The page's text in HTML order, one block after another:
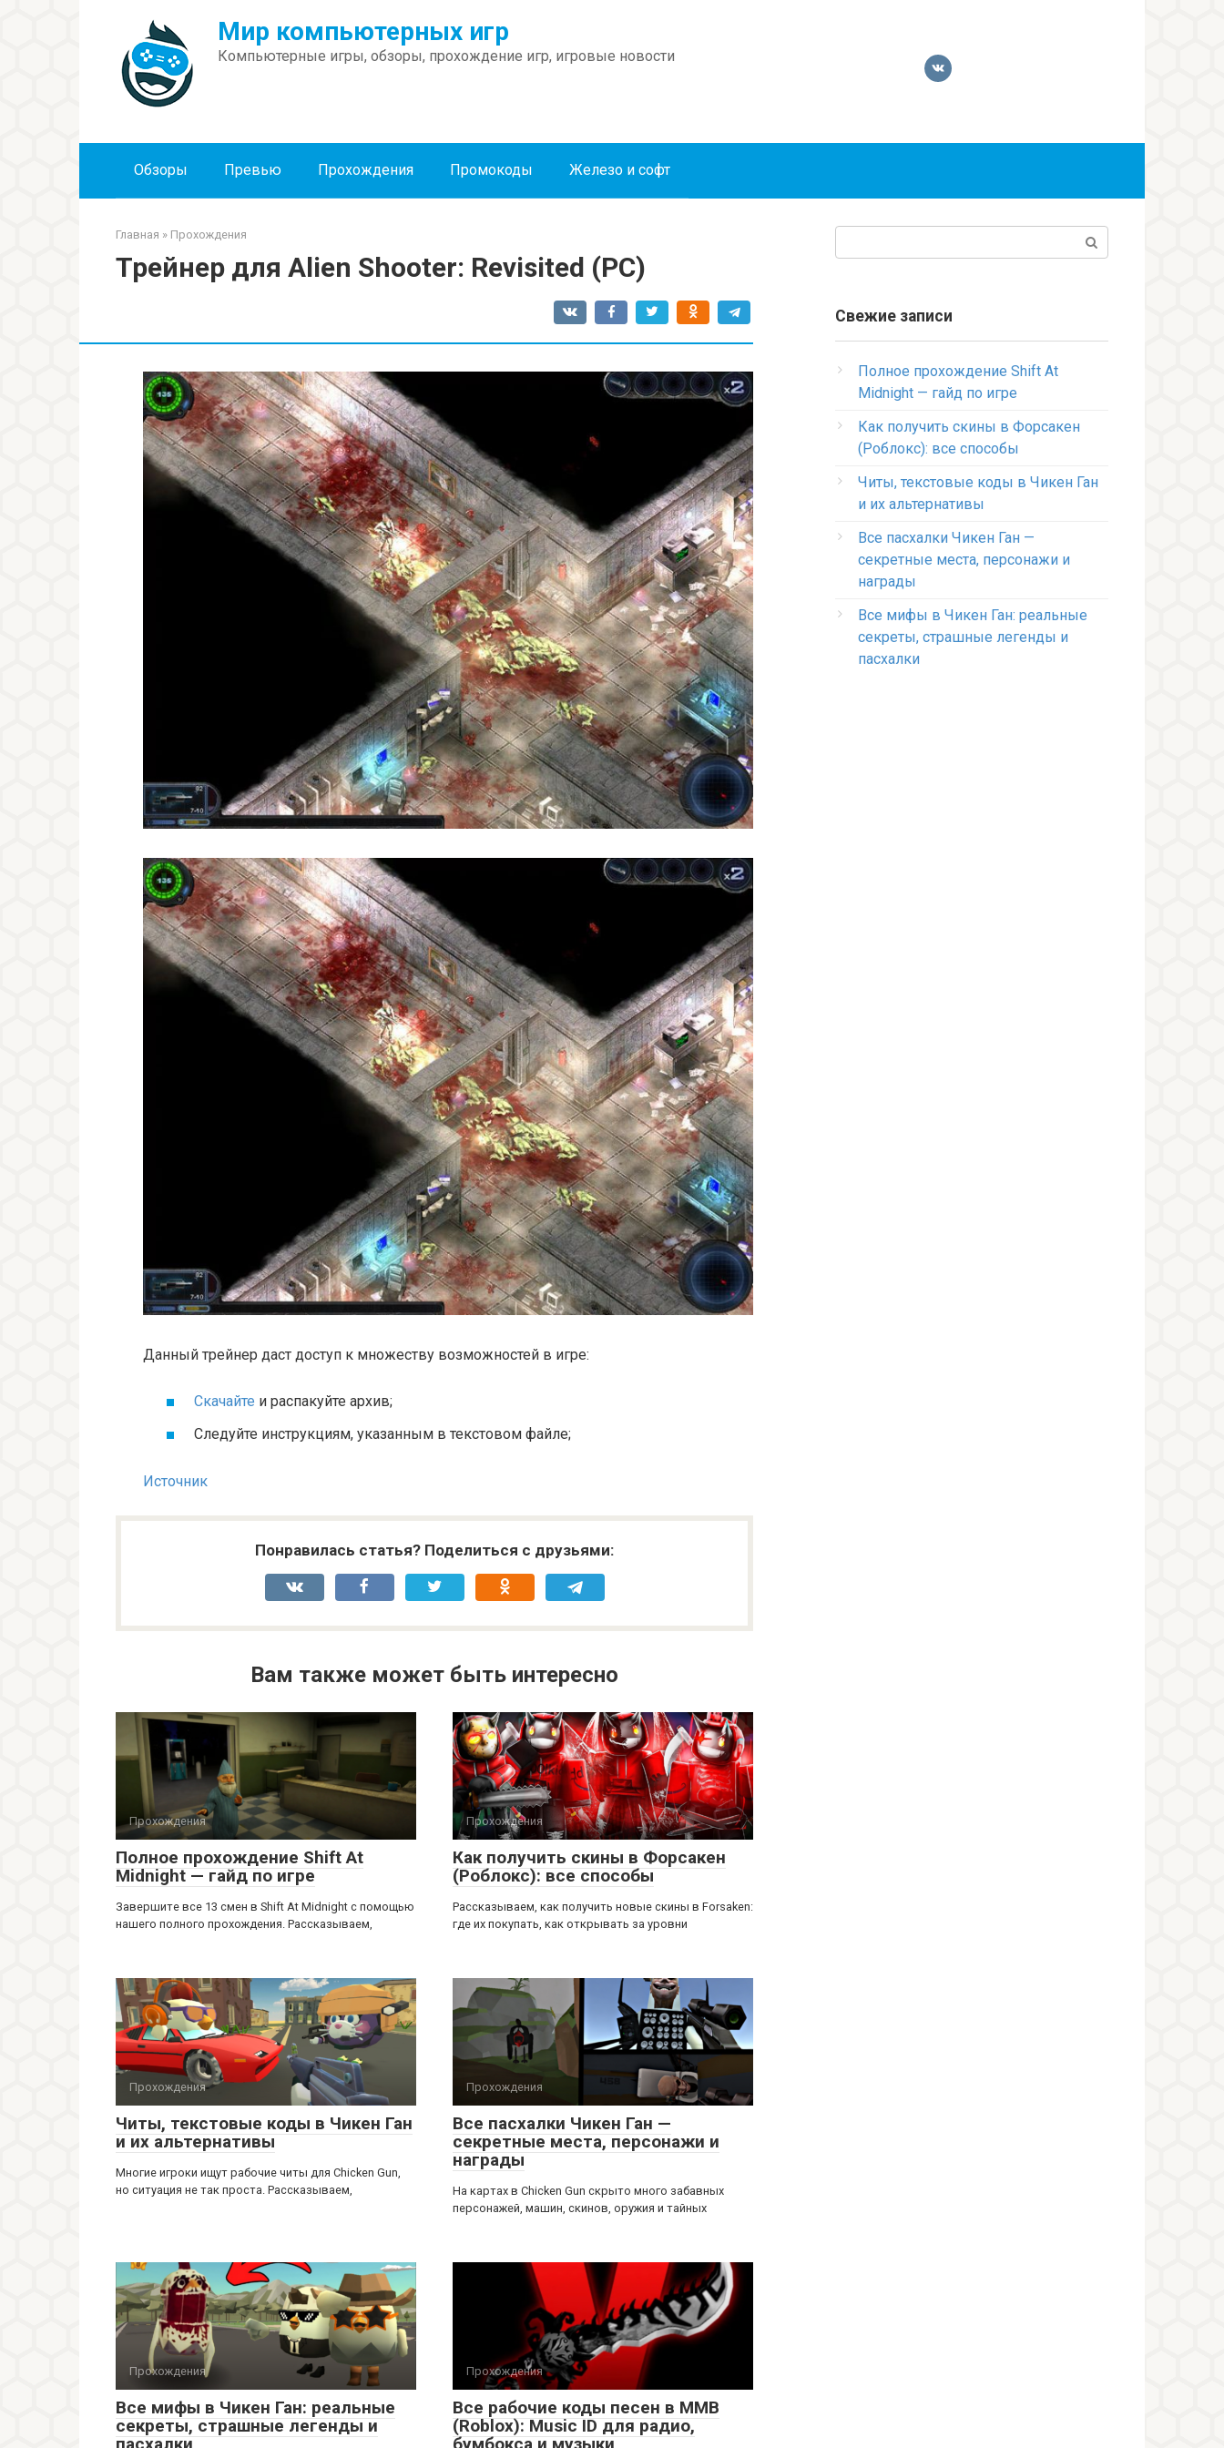
Мир компьютерных игр
Компьютерные игры, обзоры, прохождение игр, игровые новости
Обзоры Превью Прохождения Промокоды Железо и софт
Главная » Прохождения
Трейнер для Alien Shooter: Revisited (PC)
Данный трейнер даст доступ к множеству возможностей в игре:
Скачайте и распакуйте архив;
Следуйте инструкциям, указанным в текстовом файле;
Источник
Понравилась статья? Поделиться с друзьями:
Вам также может быть интересно
Прохождения
Полное прохождение Shift At
Midnight — гайд по игре
Завершите все 13 смен в Shift At Midnight с помощью
нашего полного прохождения. Рассказываем,
Прохождения
Как получить скины в Форсакен
(Роблокс): все способы
Рассказываем, как получить новые скины в Forsaken:
где их покупать, как открывать за уровни
Прохождения
Читы, текстовые коды в Чикен Ган
и их альтернативы
Многие игроки ищут рабочие читы для Chicken Gun,
но ситуация не так проста. Рассказываем,
Прохождения
Все пасхалки Чикен Ган —
секретные места, персонажи и
награды
На картах в Chicken Gun скрыто много забавных
персонажей, машин, скинов, оружия и тайных
Прохождения
Все мифы в Чикен Ган: реальные
секреты, страшные легенды и
Прохождения
Все рабочие коды песен в ММВ
(Roblox): Music ID для радио,
Свежие записи
Полное прохождение Shift At
Midnight — гайд по игре
Как получить скины в Форсакен
(Роблокс): все способы
Читы, текстовые коды в Чикен Ган
и их альтернативы
Все пасхалки Чикен Ган —
секретные места, персонажи и
награды
Все мифы в Чикен Ган: реальные
секреты, страшные легенды и
пасхалки